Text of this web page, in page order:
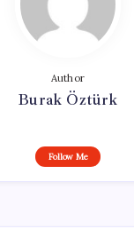
Author
Burak Öztürk
Follow Me